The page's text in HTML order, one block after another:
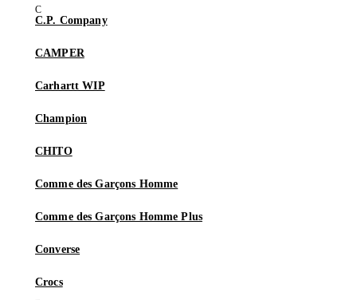
C.P. Company
CAMPER
Carhartt WIP
Champion
CHITO
Comme des Garçons Homme
Comme des Garçons Homme Plus
Converse
Crocs